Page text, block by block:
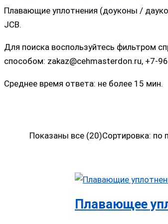
Плавающие уплотнения (доуконы /
JCB.
Для поиска воспользуйтесь фильтром
способом: zakaz@cehmasterdon.ru, +7-
Среднее время ответа: не более 15 мин.
Показаны все (20)Сортировка: по
Плавающее